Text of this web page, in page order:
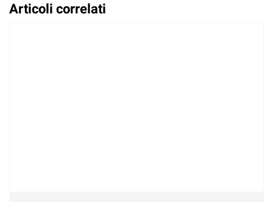
Articoli correlati